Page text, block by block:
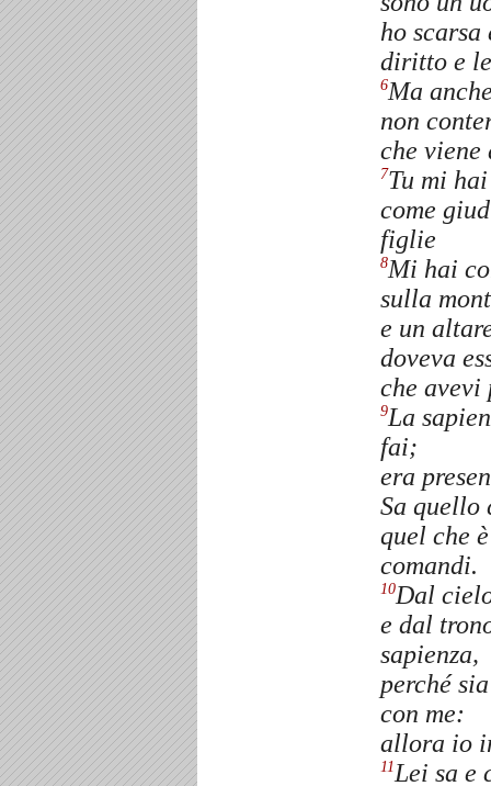
ho scarsa
diritto e
6Ma
non
che viene
7Tu mi
come
figlie
8Mi hai
sulla
e un
doveva
che
9La
fai;
era
Sa quello
quel che
comandi.
10Dal
e dal
sapienza,
perché
con me:
allora io
11 Lei sa e